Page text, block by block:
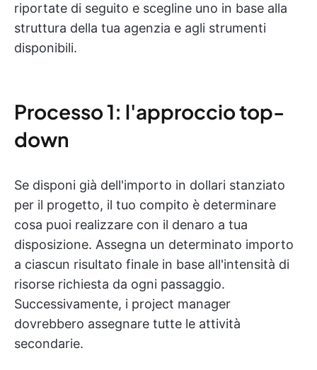
riportate di seguito e scegline uno in base alla
struttura della tua agenzia e agli strumenti
disponibili.
Processo 1: l'approccio top-
down
Se disponi già dell'importo in dollari stanziato
per il progetto, il tuo compito è determinare
cosa puoi realizzare con il denaro a tua
disposizione. Assegna un determinato importo
a ciascun risultato finale in base all'intensità di
risorse richiesta da ogni passaggio.
Successivamente, i project manager
dovrebbero assegnare tutte le attività
secondarie.